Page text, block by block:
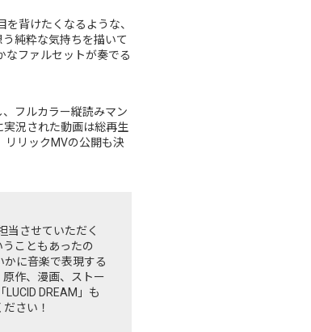
背けたくなるような、
純粋な気持ちを描いて
なファルセットが奏でる
フルカラー縦読みマン
況された動画は総再生
リリックMVの公開も決
当させていただく
こともあったの
に音楽で表現する
作、漫画、ストー
DREAM」も
さい！